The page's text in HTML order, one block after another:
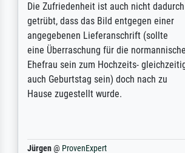
Hervorragende Qualität. Man kann sich
vieles anpassen lassen, wie z.B.:
Randentfernung, Farbe, Helligkeit,
Kontrast und Weiteres. Sehr freundliche
Kontaktperson per Mail. Das Bild (ein
Kunstdruck) wurde sehr gut verpackt -
sehr starke Papprolle mit Plastikdeckeln
Anonym@ProvenExpert